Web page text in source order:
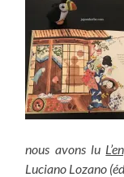
nous avons lu
Luciano Lozano